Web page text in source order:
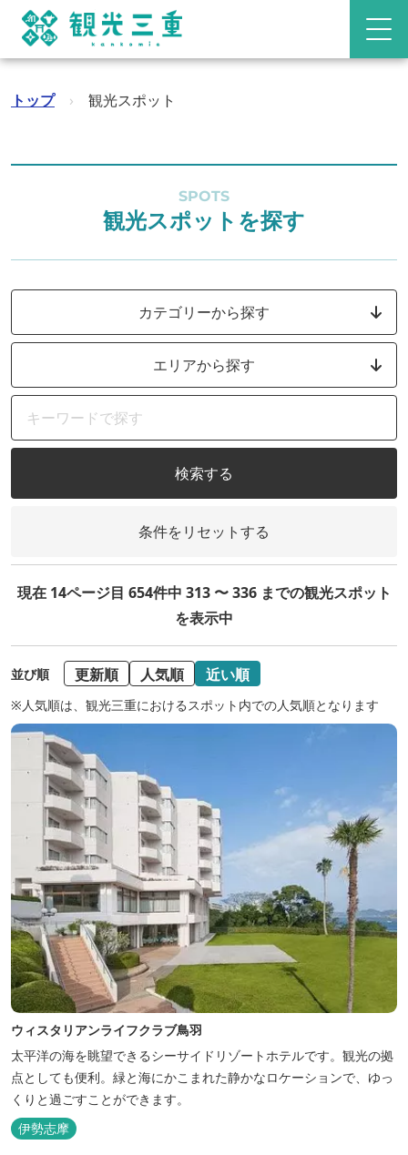
トップ › 観光スポット
SPOTS
観光スポットを探す
カテゴリーから探す
エリアから探す
検索する
条件をリセットする
現在 14ページ目 654件中 313 〜 336 までの観光スポット
を表示中
並び順 更新順 人気順 近い順
※人気順は、観光三重におけるスポット内での人気順となります
ウィスタリアンライフクラブ鳥羽
太平洋の海を眺望できるシーサイドリゾートホテルです。観光の拠
点としても便利。緑と海にかこまれた静かなロケーションで、ゆっ
くりと過ごすことができます。
伊勢志摩